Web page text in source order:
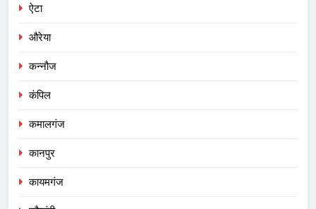
ऐटा
औरेया
कन्नौज
कंपिल
कमालगंज
कानपुर
कायमगंज